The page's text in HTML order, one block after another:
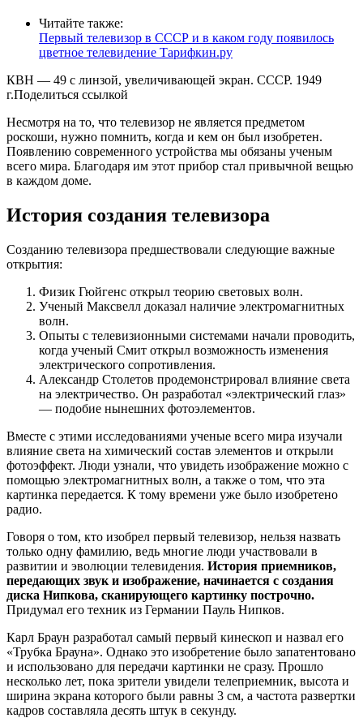
Читайте также:
Первый телевизор в СССР и в каком году появилось
цветное телевидение Тарифкин.ру
КВН — 49 с линзой, увеличивающей экран. СССР. 1949
г.Поделиться ссылкой
Несмотря на то, что телевизор не является предметом
роскоши, нужно помнить, когда и кем он был изобретен.
Появлению современного устройства мы обязаны ученым
всего мира. Благодаря им этот прибор стал привычной вещью
в каждом доме.
История создания телевизора
Созданию телевизора предшествовали следующие важные
открытия:
Физик Гюйгенс открыл теорию световых волн.
Ученый Максвелл доказал наличие электромагнитных
волн.
Опыты с телевизионными системами начали проводить,
когда ученый Смит открыл возможность изменения
электрического сопротивления.
Александр Столетов продемонстрировал влияние света
на электричество. Он разработал «электрический глаз»
— подобие нынешних фотоэлементов.
Вместе с этими исследованиями ученые всего мира изучали
влияние света на химический состав элементов и открыли
фотоэффект. Люди узнали, что увидеть изображение можно с
помощью электромагнитных волн, а также о том, что эта
картинка передается. К тому времени уже было изобретено
радио.
Говоря о том, кто изобрел первый телевизор, нельзя назвать
только одну фамилию, ведь многие люди участвовали в
развитии и эволюции телевидения. История приемников,
передающих звук и изображение, начинается с создания
диска Нипкова, сканирующего картинку построчно.
Придумал его техник из Германии Пауль Нипков.
Карл Браун разработал самый первый кинескоп и назвал его
«Трубка Брауна». Однако это изобретение было запатентовано
и использовано для передачи картинки не сразу. Прошло
несколько лет, пока зрители увидели телеприемник, высота и
ширина экрана которого были равны 3 см, а частота развертки
кадров составляла десять штук в секунду.